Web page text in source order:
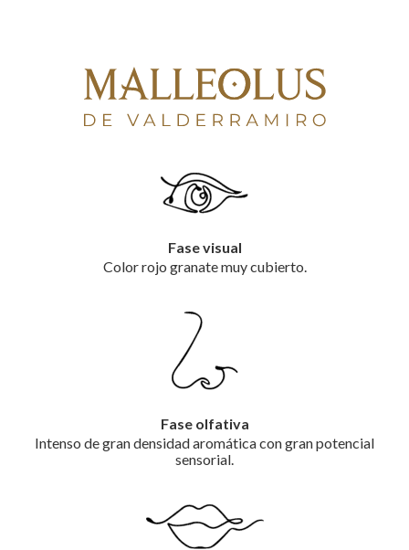
Fase visual
Color rojo granate muy cubierto.
Fase olfativa
Intenso de gran densidad aromática con gran potencial
sensorial.